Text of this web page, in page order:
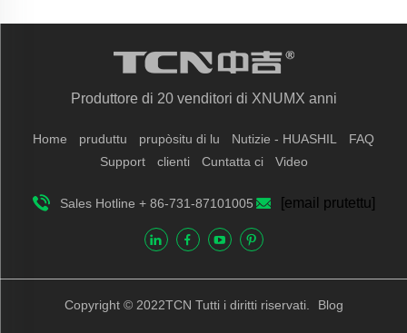
Produttore di 20 venditori di XNUMX anni
Home pruduttu prupòsitu di lu Nutizie - HUASHIL
FAQ
Support
clienti Cuntatta ci Video
Sales Hotline + 86-731-87101005 [email prutettu]
Copyright © 2022TCN Tutti i diritti riservati. Blog